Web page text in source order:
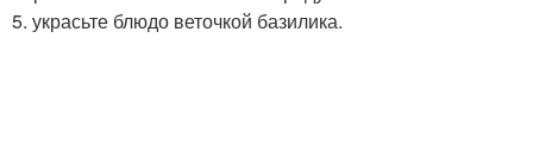
5. украсьте блюдо веточкой базилика.